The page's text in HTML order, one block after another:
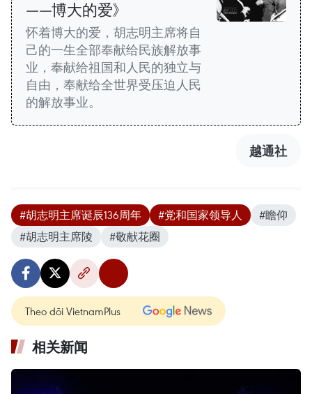
——博大的爱》
怀着博大的爱，胡志明主席将自
己的一生全部奉献给民族解放事
业，奉献给祖国和人民的独立与
自由，奉献给全世界受压迫人民
的解放事业。
越通社
#胡志明主席诞辰136周年 #党和国家领导人
#瞻仰
#胡志明主席陵
#敬献花圈
Theo dõi VietnamPlus
相关新闻